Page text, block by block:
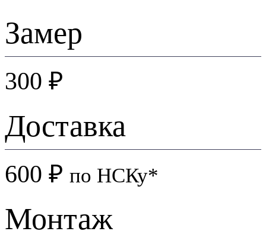
Замер
300 ₽
Доставка
600 ₽ по НСКу*
Монтаж